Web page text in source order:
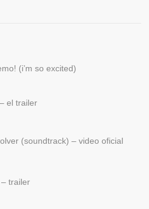
(i’m so excited)
el trailer
(soundtrack) – video oficial
trailer